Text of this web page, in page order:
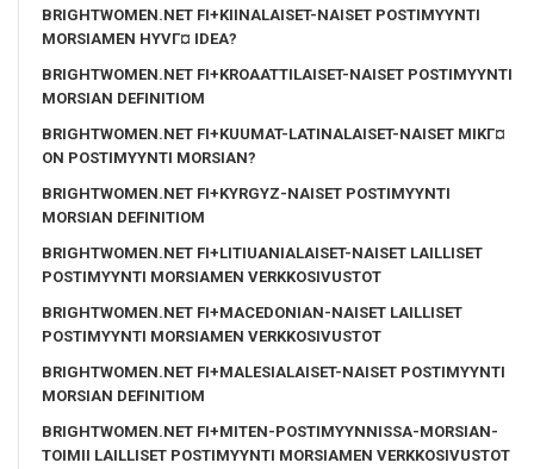
BRIGHTWOMEN.NET FI+KIINALAISET-NAISET POSTIMYYNTI
MORSIAMEN HYVГ¤ IDEA?
BRIGHTWOMEN.NET FI+KROAATTILAISET-NAISET POSTIMYYNTI
MORSIAN DEFINITIOM
BRIGHTWOMEN.NET FI+KUUMAT-LATINALAISET-NAISET MIKГ¤
ON POSTIMYYNTI MORSIAN?
BRIGHTWOMEN.NET FI+KYRGYZ-NAISET POSTIMYYNTI
MORSIAN DEFINITIOM
BRIGHTWOMEN.NET FI+LITIUANIALAISET-NAISET LAILLISET
POSTIMYYNTI MORSIAMEN VERKKOSIVUSTOT
BRIGHTWOMEN.NET FI+MACEDONIAN-NAISET LAILLISET
POSTIMYYNTI MORSIAMEN VERKKOSIVUSTOT
BRIGHTWOMEN.NET FI+MALESIALAISET-NAISET POSTIMYYNTI
MORSIAN DEFINITIOM
BRIGHTWOMEN.NET FI+MITEN-POSTIMYYNNISSA-MORSIAN-
TOIMII LAILLISET POSTIMYYNTI MORSIAMEN VERKKOSIVUSTOT